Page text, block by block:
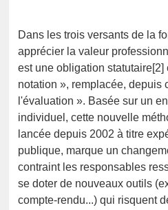
Dans les trois versants de la
apprécier la valeur
est une obligation statutaire[2]
notation », remplacée, depuis
l'évaluation ». Basée sur un
individuel, cette nouvelle
lancée depuis 2002 à titre
publique, marque un
contraint les responsables
se doter de nouveaux outils
compte-rendu...) qui risquent